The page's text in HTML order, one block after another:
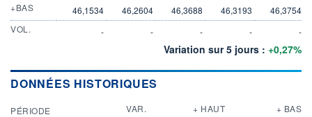
+BAS
46,1534 46,2604 46,3688 46,3193
46,3754
VOL.
- - - - -
Variation sur 5 jours : +0,27%
DONNÉES HISTORIQUES
PÉRIODE VAR. + HAUT + BAS